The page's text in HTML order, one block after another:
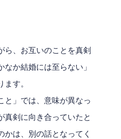
ら、お互いのことを真剣
か結婚には至らない」
す。
と」では、意味が異なっ
真剣に向き合っていたと
は、別の話となってく